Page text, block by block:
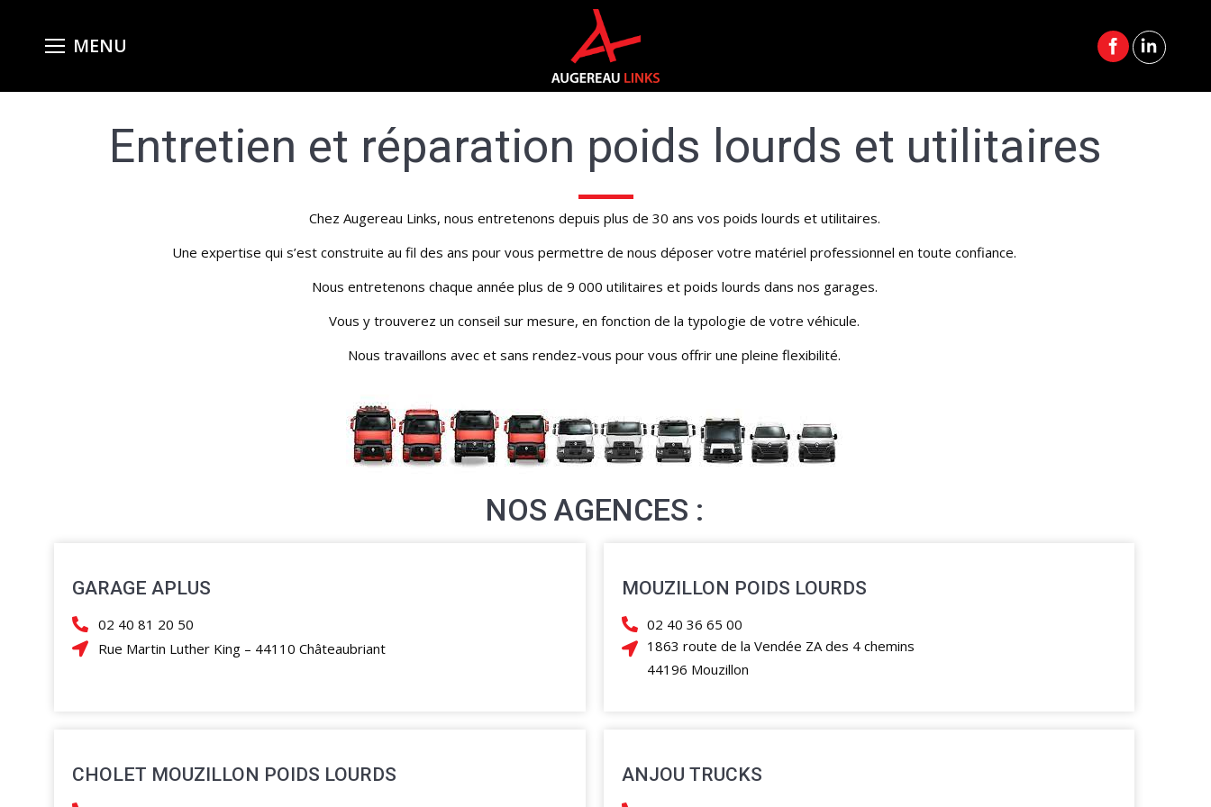
Entretien et réparation poids lourds et utilitaires
Chez Augereau Links, nous entretenons depuis plus de 30 ans vos poids lourds et utilitaires.
Une expertise qui s’est construite au fil des ans pour vous permettre de nous déposer votre matériel professionnel en toute confiance.
Nous entretenons chaque année plus de 9 000 utilitaires et poids lourds dans nos garages.
Vous y trouverez un conseil sur mesure, en fonction de la typologie de votre véhicule.
Nous travaillons avec et sans rendez-vous pour vous offrir une pleine flexibilité.
NOS AGENCES :
GARAGE APLUS
02 40 81 20 50
Rue Martin Luther King – 44110 Châteaubriant
MOUZILLON POIDS LOURDS
02 40 36 65 00
1863 route de la Vendée ZA des 4 chemins
44196 Mouzillon
CHOLET MOUZILLON POIDS LOURDS ANJOU TRUCKS